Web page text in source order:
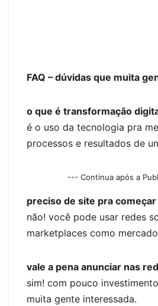
FAQ – dúvidas que muita
o que é transformação
é o uso da tecnologia pra
processos e resultados de
--- Continua após a
preciso de site pra
não! você pode usar redes
marketplaces como
vale a pena anunciar nas
sim! com pouco
muita gente interessada.